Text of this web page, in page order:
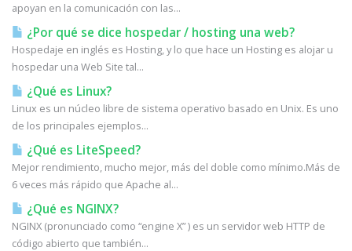
apoyan en la comunicación con las...
¿Por qué se dice hospedar / hosting una web?
Hospedaje en inglés es Hosting, y lo que hace un Hosting es alojar u
hospedar una Web Site tal...
¿Qué es Linux?
Linux es un núcleo libre de sistema operativo basado en Unix. Es uno
de los principales ejemplos...
¿Qué es LiteSpeed?
Mejor rendimiento, mucho mejor, más del doble como mínimo.Más de
6 veces más rápido que Apache al...
¿Qué es NGINX?
NGINX (pronunciado como “engine X” ) es un servidor web HTTP de
código abierto que también...